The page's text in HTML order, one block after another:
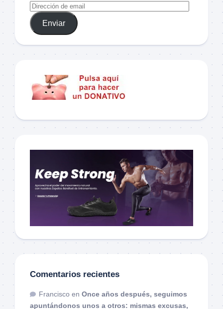
Enviar
Comentarios recientes
Francisco en Once años después, seguimos
apuntándonos unos a otros: mismas excusas,